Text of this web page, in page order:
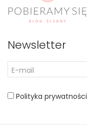
Newsletter
Polityka prywatności